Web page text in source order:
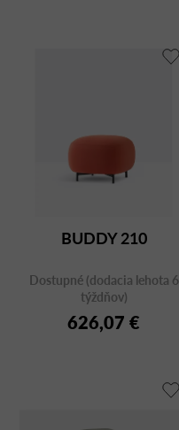
BUDDY 210
Dostupné (dodacia lehota 6
týždňov)
626,07 €